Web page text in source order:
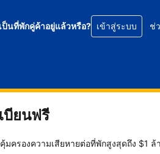
ป็นที่พักคู่ค้าอยู่แล้วหรือ? เข้าสู่ระบบ ช่
บียนฟรี
มครองความเสียหายต่อที่พักสูงสุดถึง $1 ล้